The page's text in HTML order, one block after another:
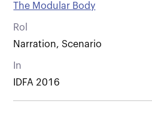
The Modular Body
Rol
Narration, Scenario
In
IDFA 2016